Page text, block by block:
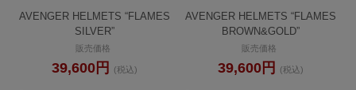
AVENGER HELMETS “FLAMES
SILVER”
販売価格
39,600円 (税込)
AVENGER HELMETS “FLAMES
BROWN&GOLD”
販売価格
39,600円 (税込)